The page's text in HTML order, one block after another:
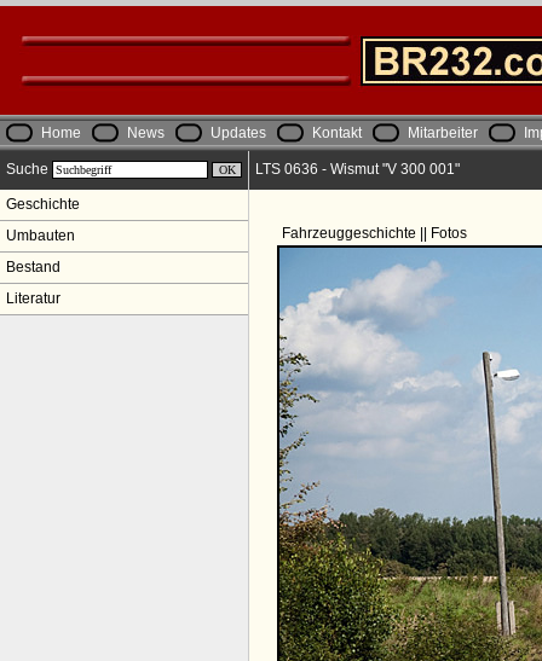
Home News Updates Kontakt Mitarbeiter
Suche
Geschichte
Umbauten
Bestand
Literatur
LTS 0636 - Wismut "V 300 001"
Fahrzeuggeschichte || Fotos